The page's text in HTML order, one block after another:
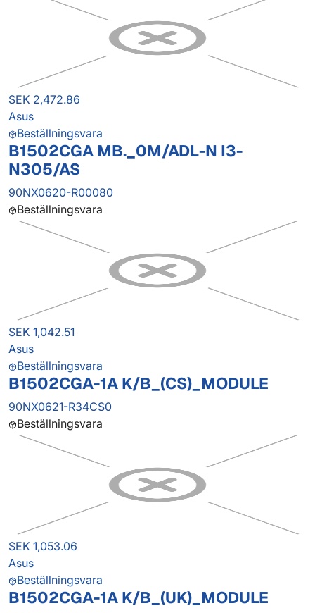
SEK 2,472.86
Asus
Beställningsvara
B1502CGA MB._0M/ADL-N I3-
N305/AS
90NX0620-R00080
Beställningsvara
SEK 1,042.51
Asus
Beställningsvara
B1502CGA-1A K/B_(CS)_MODULE
90NX0621-R34CS0
Beställningsvara
SEK 1,053.06
Asus
Beställningsvara
B1502CGA-1A K/B_(UK)_MODULE